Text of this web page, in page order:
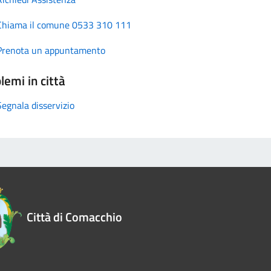
il comune 0533 310 111
un appuntamento
in città
disservizio
Città di Comacchio